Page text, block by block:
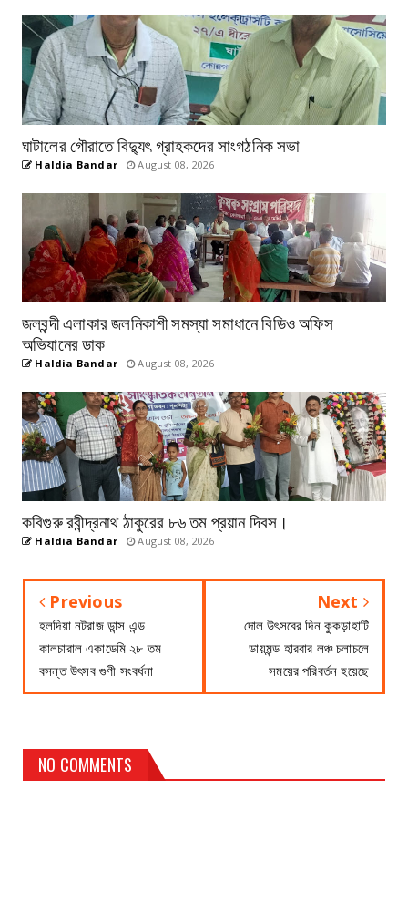
ঘাটালের গৌরাতে বিদ্যুৎ গ্রাহকদের সাংগঠনিক সভা
Haldia Bandar August 08, 2026
জলবন্দী এলাকার জলনিকাশী সমস্যা সমাধানে বিডিও অফিস
অভিযানের ডাক
Haldia Bandar August 08, 2026
কবিগুরু রবীন্দ্রনাথ ঠাকুরের ৮৬ তম প্রয়ান দিবস।
Haldia Bandar August 08, 2026
Previous
হলদিয়া নটরাজ ডান্স এন্ড
কালচারাল একাডেমি ২৮ তম
বসন্ত উৎসব গুণী সংবর্ধনা
Next
দোল উৎসবের দিন কুকড়াহাটি
ডায়মন্ড হারবার লঞ্চ চলাচলে
সময়ের পরিবর্তন হয়েছে
NO COMMENTS